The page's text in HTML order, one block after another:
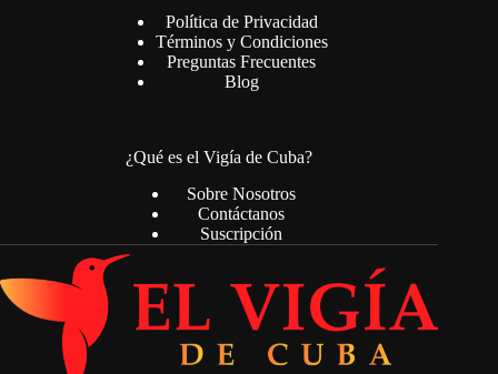
Política de Privacidad
Términos y Condiciones
Preguntas Frecuentes
Blog
¿Qué es el Vigía de Cuba?
Sobre Nosotros
Contáctanos
Suscripción